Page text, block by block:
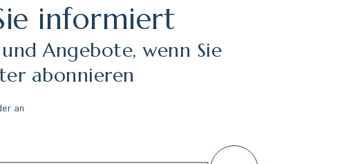
informiert
Angebote, wenn Sie
abonnieren
an